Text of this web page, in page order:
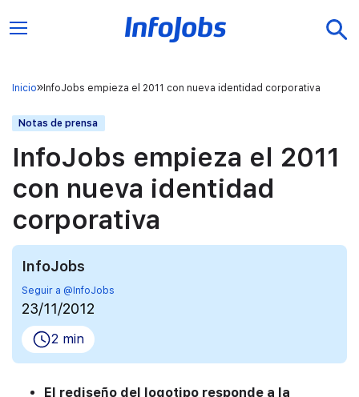
Inicio InfoJobs empieza el 2011 con nueva identidad corporativa
Notas de prensa
InfoJobs empieza el 2011
con nueva identidad
corporativa
InfoJobs
Seguir a @InfoJobs
23/11/2012
2 min
El rediseño del logotipo responde a la